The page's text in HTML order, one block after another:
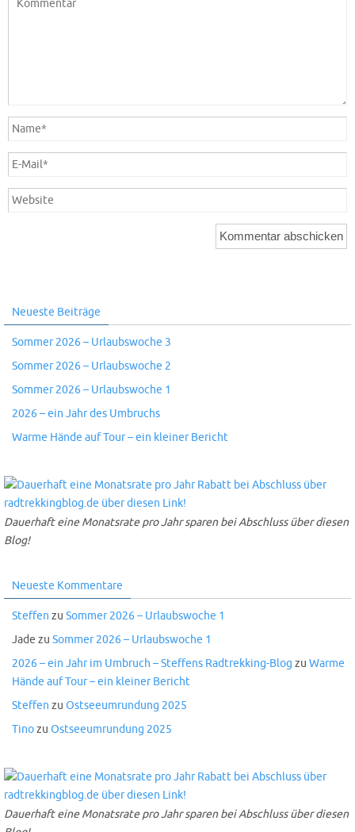
Neueste Beiträge
Sommer 2026 – Urlaubswoche 3
Sommer 2026 – Urlaubswoche 2
Sommer 2026 – Urlaubswoche 1
2026 – ein Jahr des Umbruchs
Warme Hände auf Tour – ein kleiner Bericht
Dauerhaft eine Monatsrate pro Jahr sparen bei Abschluss über diesen
Blog!
Neueste Kommentare
Steffen zu Sommer 2026 – Urlaubswoche 1
Jade zu Sommer 2026 – Urlaubswoche 1
2026 – ein Jahr im Umbruch – Steffens Radtrekking-Blog zu Warme
Hände auf Tour – ein kleiner Bericht
Steffen zu Ostseeumrundung 2025
Tinozu Ostseeumrundung 2025
Dauerhaft eine Monatsrate pro Jahr sparen bei Abschluss über diesen